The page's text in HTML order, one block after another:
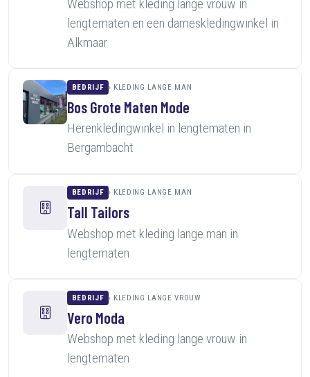
Webshop met kleding lange vrouw in
lengtematen en een dameskledingwinkel in
Alkmaar
BEDRIJF KLEDING LANGE MAN
Bos Grote Maten Mode
Herenkledingwinkel in lengtematen in
Bergambacht
BEDRIJF KLEDING LANGE MAN
Tall Tailors
Webshop met kleding lange man in
lengtematen
BEDRIJF KLEDING LANGE VROUW
Vero Moda
Webshop met kleding lange vrouw in
lengtematen